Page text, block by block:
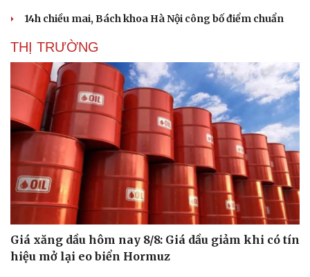
14h chiều mai, Bách khoa Hà Nội công bố điểm chuẩn
THỊ TRƯỜNG
Giá xăng dầu hôm nay 8/8: Giá dầu giảm khi có tín
hiệu mở lại eo biển Hormuz